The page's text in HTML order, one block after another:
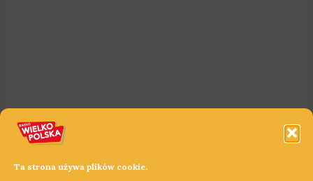
Ta strona używa plików cookie.